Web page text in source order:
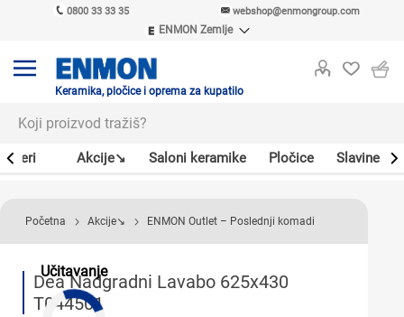
0800 33 33 35 webshop@enmongroup.com
ENMON Zemlje
ENMON MKD
Keramika, pločice i oprema za kupatilo
Akcije↘ Saloni keramike Pločice Slavine
Učitavanje
Početna Akcije↘ ENMON Outlet – Poslednji komadi
Dea Nadgradni Lavabo 625x430
T044501